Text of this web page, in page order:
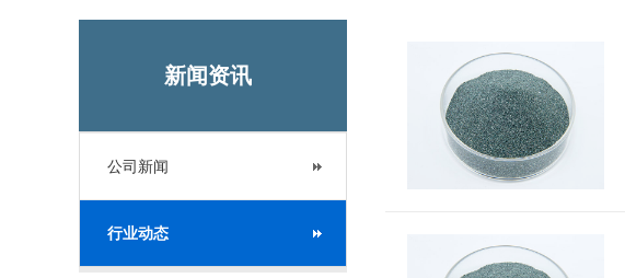
新闻资讯
公司新闻
行业动态